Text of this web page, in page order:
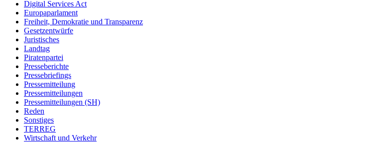
Digital Services Act
Europaparlament
Freiheit, Demokratie und Transparenz
Gesetzentwürfe
Juristisches
Landtag
Piratenpartei
Presseberichte
Pressebriefings
Pressemitteilung
Pressemitteilungen
Pressemitteilungen (SH)
Reden
Sonstiges
TERREG
Wirtschaft und Verkehr